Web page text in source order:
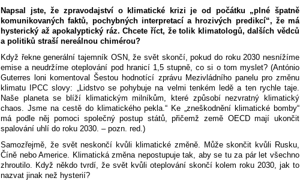
Napsal jste, že zpravodajství o klimatické krizi je od počátku „plné špatně
komunikovaných faktů, pochybných interpretací a hrozivých predikcí“, že má
hysterický až apokalyptický ráz. Chcete říct, že tolik klimatologů, dalších vědců
a politiků straší nereálnou chimérou?
Když řekne generální tajemník OSN, že svět skončí, pokud do roku 2030 nesnížíme
emise a neudržíme oteplování pod hranicí 1,5 stupně, co si o tom myslet? (António
Guterres loni komentoval Šestou hodnotící zprávu Mezivládního panelu pro změnu
klimatu IPCC slovy: „Lidstvo se pohybuje na velmi tenkém ledě a ten rychle taje.
Naše planeta se blíží klimatickým milníkům, které způsobí nezvratný klimatický
chaos. Jsme na cestě do klimatického pekla.“ Ke „zneškodnění klimatické bomby“
má podle něj pomoci společný postup států, přičemž země OECD mají ukončit
spalování uhlí do roku 2030. – pozn. red.)
Samozřejmě, že svět neskončí kvůli klimatické změně. Může skončit kvůli Rusku,
Číně nebo Americe. Klimatická změna nepostupuje tak, aby se tu za pár let všechno
zhroutilo. Když někdo tvrdí, že svět kvůli oteplování skončí kolem roku 2030, jak to
nazvat jinak než hysterií?